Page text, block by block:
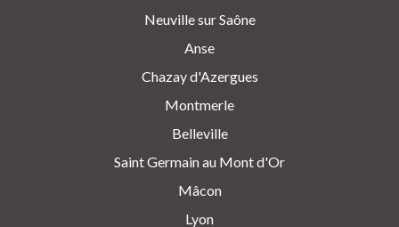
Neuville sur Saône
Anse
Chazay d'Azergues
Montmerle
Belleville
Saint Germain au Mont d'Or
Mâcon
Lyon